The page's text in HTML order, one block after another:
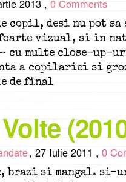
2013 , 0 Comments
copil, desi nu pot sa
vizual, si in
cu multe close-up-
a copilariei si
de final
, 27 Iulie 2011 , 0
si mangal. si-